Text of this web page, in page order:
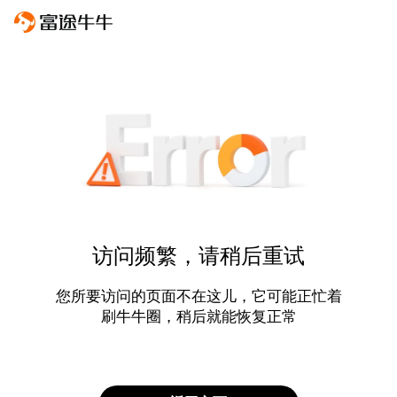
访问频繁，请稍后重试
您所要访问的页面不在这儿，它可能正忙着
刷牛牛圈，稍后就能恢复正常